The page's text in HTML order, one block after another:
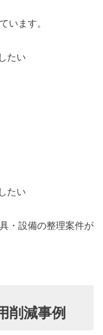
います。
たい
たい
・設備の整理案件が
削減事例